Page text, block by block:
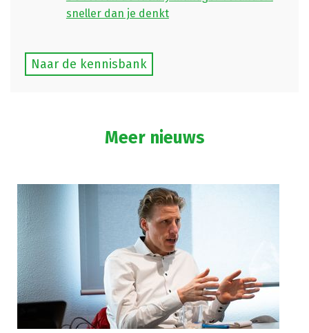
sneller dan je denkt
Naar de kennisbank
Meer nieuws